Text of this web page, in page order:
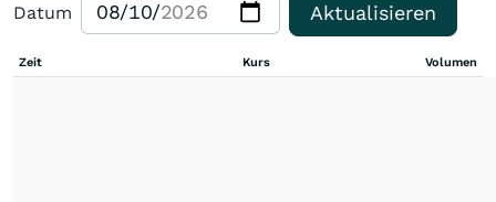
Datum Aktualisieren
Zeit Kurs Volumen